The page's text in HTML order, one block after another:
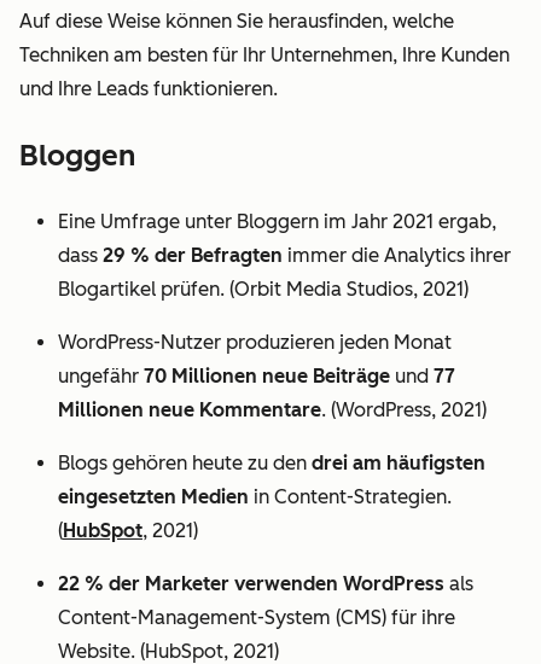
Auf diese Weise können Sie herausfinden, welche
Techniken am besten für Ihr Unternehmen, Ihre Kunden
und Ihre Leads funktionieren.
Bloggen
Eine Umfrage unter Bloggern im Jahr 2021 ergab,
dass 29 % der Befragten immer die Analytics ihrer
Blogartikel prüfen. (Orbit Media Studios, 2021)
WordPress-Nutzer produzieren jeden Monat
ungefähr 70 Millionen neue Beiträge und 77
Millionen neue Kommentare. (WordPress, 2021)
Blogs gehören heute zu den drei am häufigsten
eingesetzten Medien in Content-Strategien.
(HubSpot, 2021)
22 % der Marketer verwenden WordPress als
Content-Management-System (CMS) für ihre
Website. (HubSpot, 2021)